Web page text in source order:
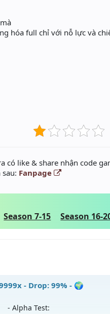
hóa full chỉ với nỗ lực và
like & share nhận code
Fanpage
Season 7-15 Season 16-
- Drop: 99% - 🌍
- Alpha Test: